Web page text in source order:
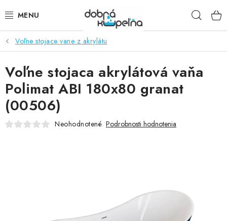
na
SPRCHOVÉ KÚTY
SPRCHOVÉ DVERE
BATÉRIE
VANE
Voľne stojace vane z akrylátu
Voľne stojaca akrylátová vaňa
Polimat ABI 180x80 granat
(00506)
Neohodnotené Podrobnosti hodnotenia